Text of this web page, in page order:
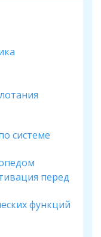
системе
перед
функций